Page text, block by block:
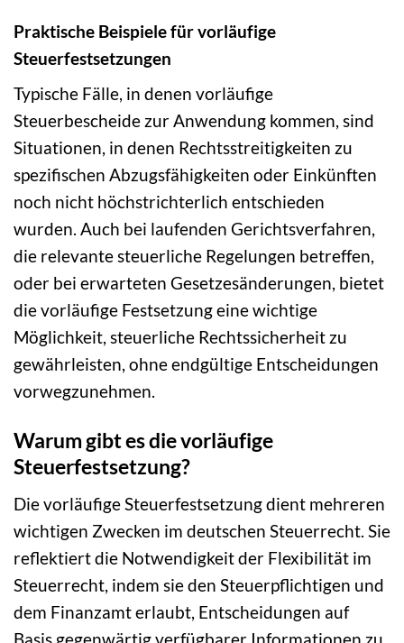
Praktische Beispiele für vorläufige
Steuerfestsetzungen
Typische Fälle, in denen vorläufige
Steuerbescheide zur Anwendung kommen, sind
Situationen, in denen Rechtsstreitigkeiten zu
spezifischen Abzugsfähigkeiten oder Einkünften
noch nicht höchstrichterlich entschieden
wurden. Auch bei laufenden Gerichtsverfahren,
die relevante steuerliche Regelungen betreffen,
oder bei erwarteten Gesetzesänderungen, bietet
die vorläufige Festsetzung eine wichtige
Möglichkeit, steuerliche Rechtssicherheit zu
gewährleisten, ohne endgültige Entscheidungen
vorwegzunehmen.
Warum gibt es die vorläufige
Steuerfestsetzung?
Die vorläufige Steuerfestsetzung dient mehreren
wichtigen Zwecken im deutschen Steuerrecht. Sie
reflektiert die Notwendigkeit der Flexibilität im
Steuerrecht, indem sie den Steuerpflichtigen und
dem Finanzamt erlaubt, Entscheidungen auf
Basis gegenwärtig verfügbarer Informationen zu